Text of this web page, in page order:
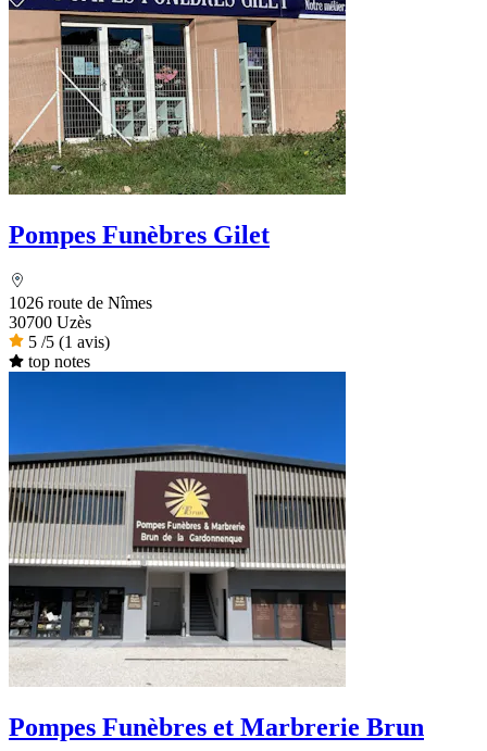
Pompes Funèbres Gilet
1026 route de Nîmes
30700 Uzès
5 /5 (1 avis)
top notes
Pompes Funèbres et Marbrerie Brun